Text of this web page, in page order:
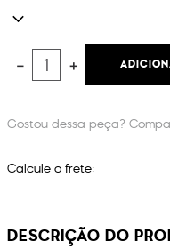
＋
－
Calcule o frete:
DESCRIÇÃO DO